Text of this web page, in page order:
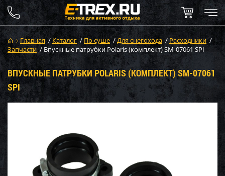
Главная / Каталог / По суше /Для снегохода /Расходники /
Запчасти / Впускные патрубки Polaris (комплект) SM-07061 SPI
ВПУСКНЫЕ ПАТРУБКИ POLARIS (КОМПЛЕКТ) SM-07061
SPI